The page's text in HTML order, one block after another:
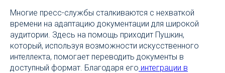
Многие пресс-службы сталкиваются с нехваткой
времени на адаптацию документации для широкой
аудитории. Здесь на помощь приходит Пушкин,
который, используя возможности искусственного
интеллекта, помогает переводить документы в
доступный формат. Благодаря его интеграции в